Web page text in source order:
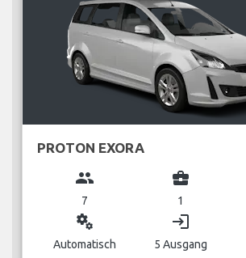
PROTON EXORA
group
7
business_center
1
miscellaneous_services
Automatisch
login
5 Ausgang